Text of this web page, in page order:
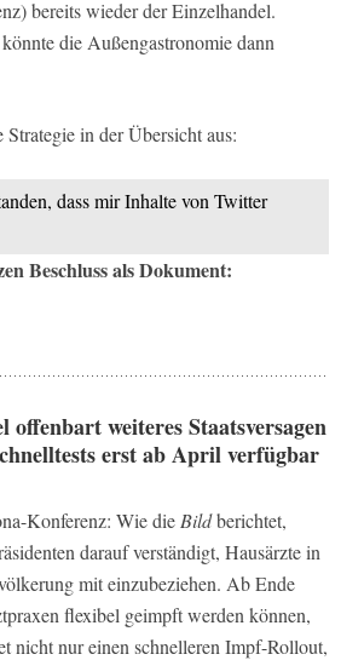
bereits wieder der Einzelhandel.
die Außengastronomie dann
Strategie in der Übersicht aus:
dass mir Inhalte von Twitter
Beschluss als Dokument:
offenbart weiteres Staatsversagen
erst ab April verfügbar
Konferenz: Wie die Bildberichtet,
darauf verständigt, Hausärzte in
mit einzubeziehen. Ab Ende
flexibel geimpft werden können,
nicht nur einen schnelleren Impf-Rollout,